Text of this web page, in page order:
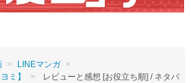
LINEマンガ
ミ】
レビューと感想 [お役立ち順] / ネタバ